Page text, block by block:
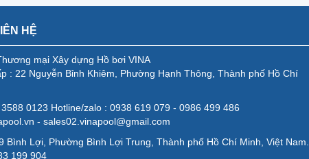
HỆ
mại Xây dựng Hồ bơi VINA
: 22 Nguyễn Bỉnh Khiêm, Phường Hạnh Thông, Thành phố Hồ Chí
0123 Hotline/zalo : 0938 619 079 - 0986 499 486
- sales02.vinapool@gmail.com
Bình Lợi, Phường Bình Lợi Trung, Thành phố Hồ Chí Minh, Việt Nam.
199 904